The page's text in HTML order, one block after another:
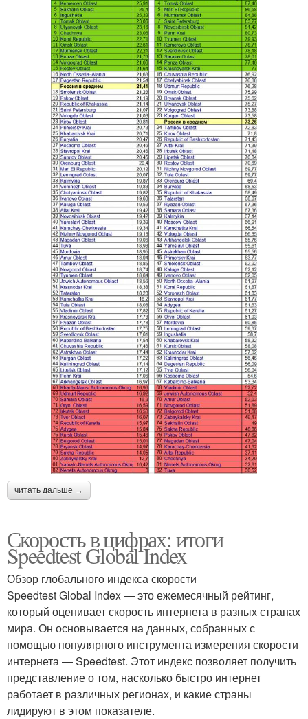
читать дальше →
Скорость в цифрах: итоги
Speedtest Global Index
Обзор глобального индекса скорости
Speedtest Global Index — это ежемесячный рейтинг,
который оценивает скорость интернета в разных странах
мира. Он основывается на данных, собранных с
помощью популярного инструмента измерения скорости
интернета — Speedtest. Этот индекс позволяет получить
представление о том, насколько быстро интернет
работает в различных регионах, и какие страны
лидируют в этом показателе.